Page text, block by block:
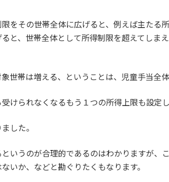
をその世帯全体に広げると、例えば主た
と、世帯全体として所得制限を超えてしま
世帯は増える、ということは、児童手当全
けられなくなるもう１つの所得上限も設定
した。
いうのが合理的であるのはわかりますが
いか、などと勘ぐりたくもなります。